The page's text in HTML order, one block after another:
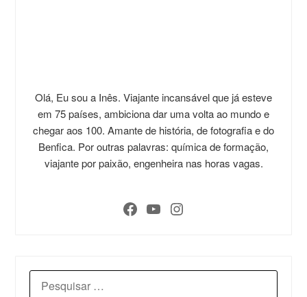
Olá, Eu sou a Inês. Viajante incansável que já esteve
em 75 países, ambiciona dar uma volta ao mundo e
chegar aos 100. Amante de história, de fotografia e do
Benfica. Por outras palavras: química de formação,
viajante por paixão, engenheira nas horas vagas.